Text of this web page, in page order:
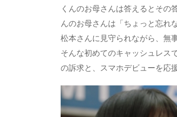
くんのお母さんは答えるとその
んのお母さんは「ちょっと忘れ
松本さんに見守られながら、無
そんな初めてのキャッシュレス
の訴求と、スマホデビューを応